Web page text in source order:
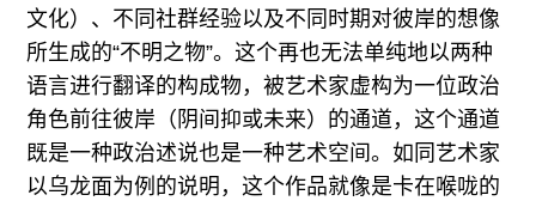
文化）、不同社群经验以及不同时期对彼岸的想像
所生成的“不明之物”。这个再也无法单纯地以两种
语言进行翻译的构成物，被艺术家虚构为一位政治
角色前往彼岸（阴间抑或未来）的通道，这个通道
既是一种政治述说也是一种艺术空间。如同艺术家
以乌龙面为例的说明，这个作品就像是卡在喉咙的